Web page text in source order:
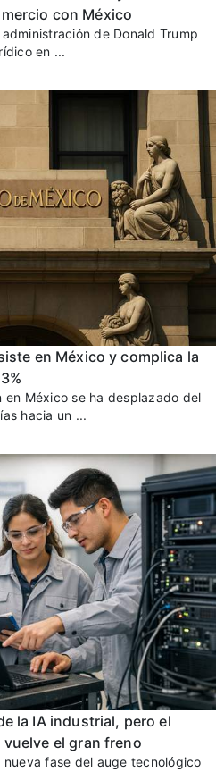
con México
de Donald Trump
en ...
en México y complica la
México se ha desplazado del
hacia un ...
la IA industrial, pero el
el gran freno
fase del auge tecnológico